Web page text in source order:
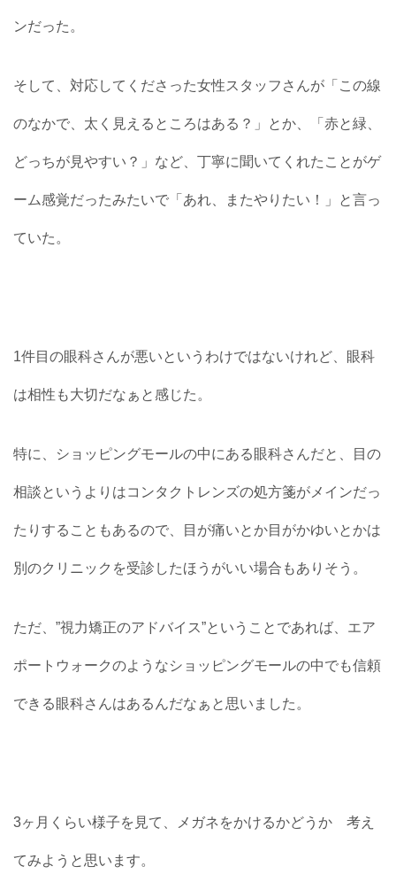
ンだった。
そして、対応してくださった女性スタッフさんが「この線
のなかで、太く見えるところはある？」とか、「赤と緑、
どっちが見やすい？」など、丁寧に聞いてくれたことがゲ
ーム感覚だったみたいで「あれ、またやりたい！」と言っ
ていた。
1件目の眼科さんが悪いというわけではないけれど、眼科
は相性も大切だなぁと感じた。
特に、ショッピングモールの中にある眼科さんだと、目の
相談というよりはコンタクトレンズの処方箋がメインだっ
たりすることもあるので、目が痛いとか目がかゆいとかは
別のクリニックを受診したほうがいい場合もありそう。
ただ、”視力矯正のアドバイス”ということであれば、エア
ポートウォークのようなショッピングモールの中でも信頼
できる眼科さんはあるんだなぁと思いました。
3ヶ月くらい様子を見て、メガネをかけるかどうか 考え
てみようと思います。